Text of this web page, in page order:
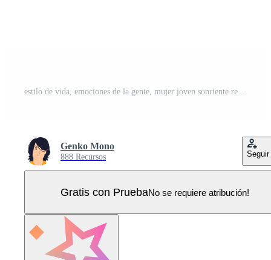
estilo de vida, emociones de la gente, mujer joven sonriente relajada y paciente con los ojos cerrados meditando para calmarse, hacer ejercicios de respiración con las manos en la ilustración del concepto de gesto zen Vector Pro
Genko Mono
888 Recursos Seguir
Gratis con PruebaNo se requiere atribución!